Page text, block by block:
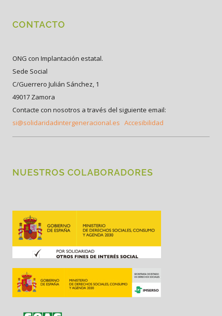
CONTACTO
ONG con Implantación estatal.
Sede Social
C/Guerrero Julián Sánchez, 1
49017 Zamora
Contacte con nosotros a través del siguiente email:
si@solidaridadintergeneracional.es Accesibilidad
NUESTROS COLABORADORES